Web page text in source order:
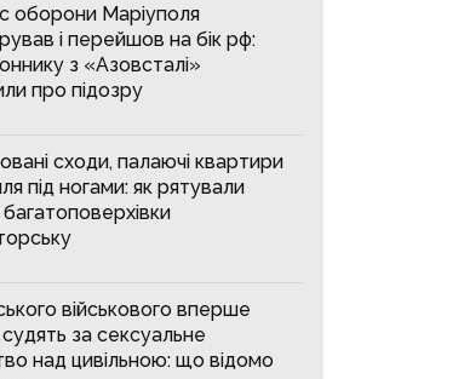
оборони Маріуполя
і перейшов на бік рф:
з «Азовсталі»
про підозру
сходи, палаючі квартири
під ногами: як рятували
військового вперше
судять за сексуальне
над цивільною: що відомо